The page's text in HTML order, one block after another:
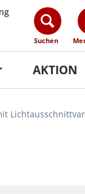
Suchen
AKTION